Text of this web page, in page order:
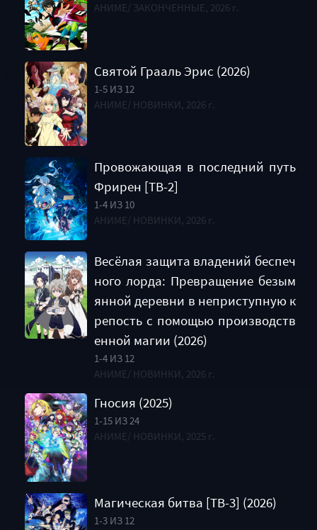
АНИМЕ/ ЗАКОНЧЕННЫЕ, 2026 г.
Святой Грааль Эрис (2026)
1-5 ИЗ 12
АНИМЕ/ НОВИНКИ, 2026 г.
Провожающая в последний путь
Фрирен [ТВ-2]
1-4 ИЗ 10
АНИМЕ/ НОВИНКИ, 2026 г.
Весёлая защита владений беспеч
ного лорда: Превращение безым
янной деревни в неприступную к
репость с помощью производств
енной магии (2026)
1-4 ИЗ 12
АНИМЕ/ НОВИНКИ, 2026 г.
Гносия (2025)
1-15 ИЗ 24
АНИМЕ/ НОВИНКИ, 2025 г.
Магическая битва [ТВ-3] (2026)
1-3 ИЗ 12